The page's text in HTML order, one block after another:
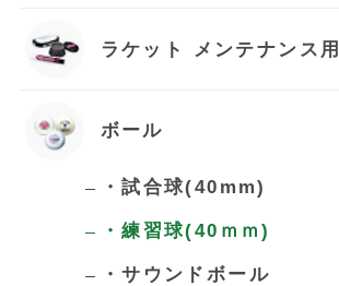
お買い物を続ける
ラケット メンテナンス
ボール
・試合球(40mm)
・練習球(40ｍｍ)
・サウンドボール